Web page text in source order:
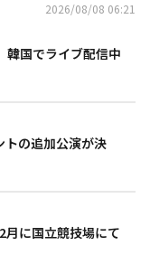
2026/08/08 06:21
韓国でライブ配信中
トの追加公演が決
月に国立競技場にて